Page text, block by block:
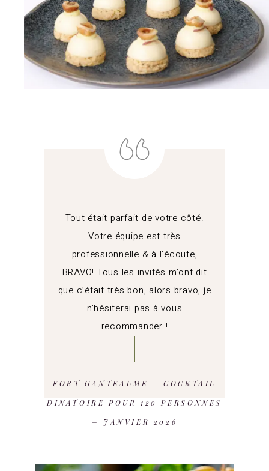
Tout était parfait de votre côté.
Votre équipe est très
professionnelle & à l’écoute,
BRAVO! Tous les invités m’ont dit
que c’était très bon, alors bravo, je
n’hésiterai pas à vous
recommander !
FORT GANTEAUME – COCKTAIL
DINATOIRE POUR 120 PERSONNES
– JANVIER 2026